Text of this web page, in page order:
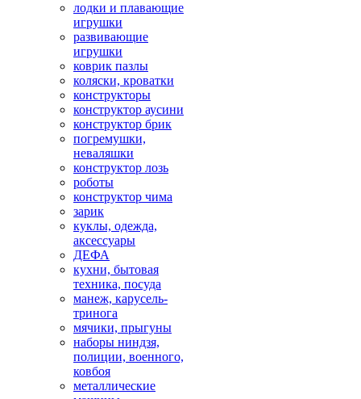
лодки и плавающие
игрушки
развивающие
игрушки
коврик пазлы
коляски, кроватки
конструкторы
конструктор аусини
конструктор брик
погремушки,
неваляшки
конструктор лозь
роботы
конструктор чима
зарик
куклы, одежда,
аксессуары
ДЕФА
кухни, бытовая
техника, посуда
манеж, карусель-
тринога
мячики, прыгуны
наборы ниндзя,
полиции, военного,
ковбоя
металлические